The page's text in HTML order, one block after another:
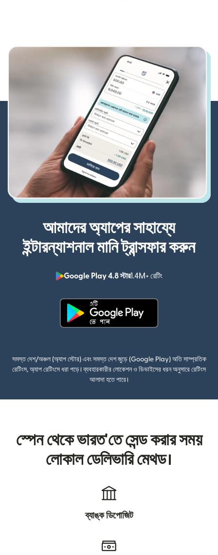
আমাদের অ্যাপের সাহায্যে
ইন্টারন্যাশনাল মানি ট্রান্সফার করুন
Google Play 4.8 স্টার1.4M+ রেটিং
সমস্ত দেশ/অঞ্চল (অ্যাপ স্টোর) এবং সমস্ত দেশ জুড়ে (Google Play) অতি সাম্প্রতিক
রেটিংস, অ্যাপ রেটিংসে ধরা পড়ে। ব্যবহারকারীর লোকেশন ও ডিভাইসের ধরন অনুসারে রেটিংস
আলাদা হতে পারে।
স্পেন থেকে ভারত'তে সেন্ড করার সময়
লোকাল ডেলিভারি মেথড।
ব্যাঙ্ক ডিপোজিট